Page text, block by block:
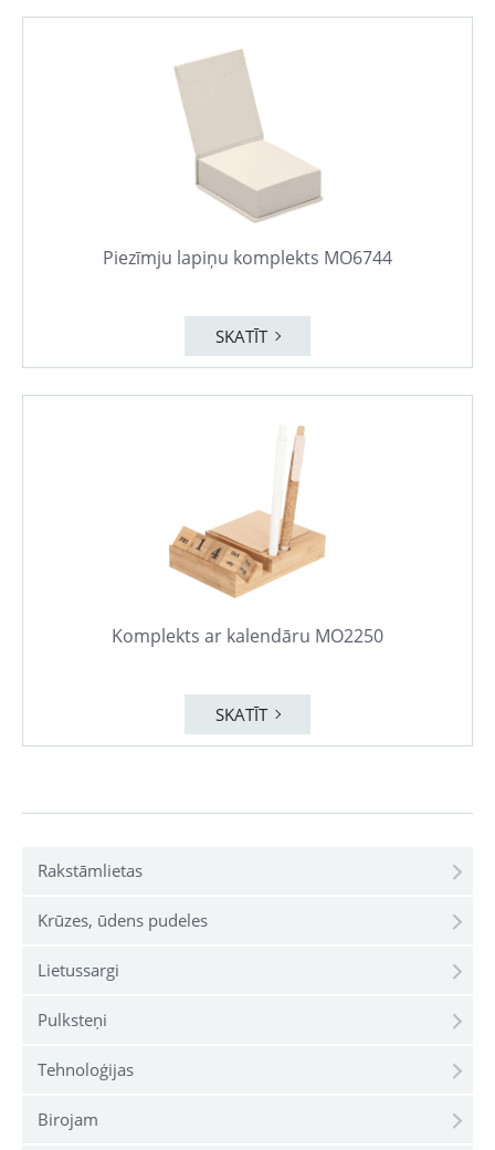
Rakstāmlietas
Krūzes, ūdens pudeles
Lietussargi
Pulksteņi
Tehnoloģijas
Birojam
Piezīmju lapiņu komplekts MO6744
SKATĪT
Komplekts ar kalendāru MO2250
SKATĪT